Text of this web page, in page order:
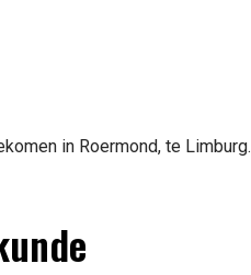
in Roermond, te Limburg.